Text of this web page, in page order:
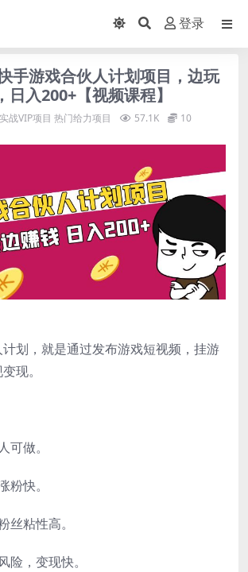
登录
手游戏合伙人计划项目，边玩
入200+【视频课程】
实战VIP项目 热门给力项目 57.1K 10
划，就是通过发布游戏短视频，挂游
现。
可做。
粉快。
丝粘性高。
险，变现快。